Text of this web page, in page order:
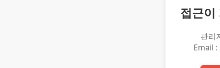
접근이
관리
Email